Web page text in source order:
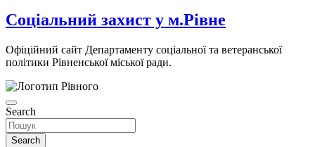
Соціальний захист у м.Рівне
Офіційний сайт Департаменту соціальної та ветеранської
політики Рівненської міської ради.
Search
Search